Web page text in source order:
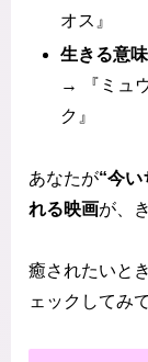
オス』
生きる意
→ 『ミュ
ク』
あなたが“今い
れる映画が、
癒されたいと
ェックしてみ